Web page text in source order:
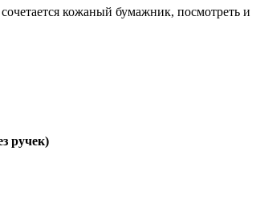
кожаный бумажник, посмотреть и
ручек)